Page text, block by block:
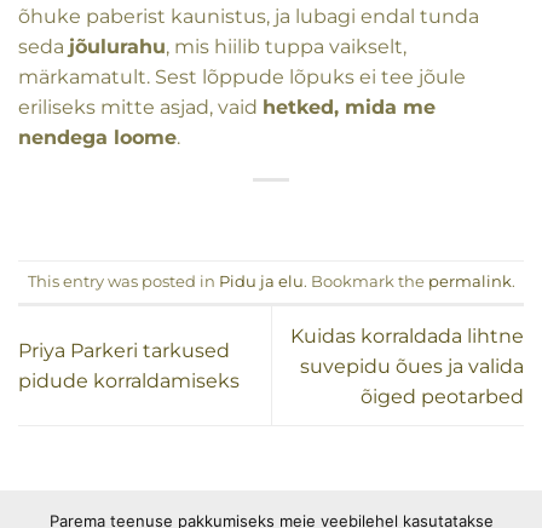
õhuke paberist kaunistus, ja lubagi endal tunda
seda jõulurahu, mis hiilib tuppa vaikselt,
märkamatult. Sest lõppude lõpuks ei tee jõule
eriliseks mitte asjad, vaid hetked, mida me
nendega loome.
This entry was posted in Pidu ja elu. Bookmark the permalink.
Priya Parkeri tarkused
pidude korraldamiseks
Kuidas korraldada lihtne
suvepidu õues ja valida
õiged peotarbed
Parema teenuse pakkumiseks meie veebilehel kasutatakse